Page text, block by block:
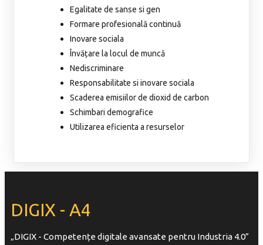
Egalitate de sanse si gen
Formare profesională continuă
Inovare sociala
Învățare la locul de muncă
Nediscriminare
Responsabilitate si inovare sociala
Scaderea emisiilor de dioxid de carbon
Schimbari demografice
Utilizarea eficienta a resurselor
DIGIX - A4
„DIGIX - Competențe digitale avansate pentru Industria 4.0”